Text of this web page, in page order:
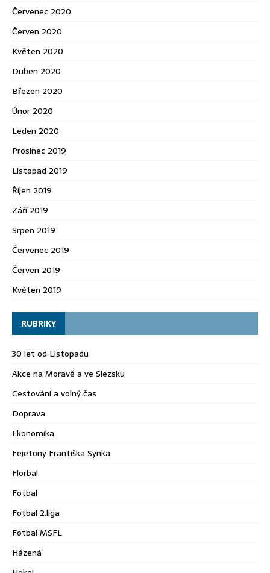
Červenec 2020
Červen 2020
Květen 2020
Duben 2020
Březen 2020
Únor 2020
Leden 2020
Prosinec 2019
Listopad 2019
Říjen 2019
Září 2019
Srpen 2019
Červenec 2019
Červen 2019
Květen 2019
RUBRIKY
30 let od Listopadu
Akce na Moravě a ve Slezsku
Cestování a volný čas
Doprava
Ekonomika
Fejetony Františka Synka
Florbal
Fotbal
Fotbal 2.liga
Fotbal MSFL
Házená